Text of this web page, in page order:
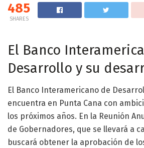
485
SHARES
El Banco
Desarrollo y su
El Banco Interamericano de
encuentra en Punta Cana con
los próximos años. En la Reunión
de Gobernadores, que se llevará a
buscará obtener la aprobación de